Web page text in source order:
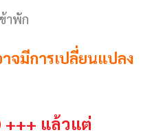
าพัก
จมีการเปลี่ยนแปลง
+++ แล้วแต่